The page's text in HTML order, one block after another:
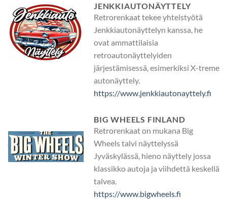
JENKKIAUTONÄYTTELY
Retrorenkaat tekee yhteistyötä
Jenkkiautonäyttelyn kanssa, he
ovat ammattilaisia
retroautonäyttelyiden
järjestämisessä, esimerkiksi X-treme
autonäyttely.
https://www.jenkkiautonayttely.fi
BIG WHEELS FINLAND
Retrorenkaat on mukana Big
Wheels talvi näyttelyssä
Jyväskylässä, hieno näyttely jossa
klassikko autoja ja viihdettä keskellä
talvea.
https://www.bigwheels.fi